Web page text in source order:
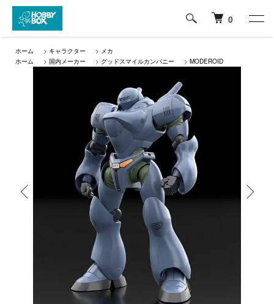
0
ホーム > キャラクター > メカ
ホーム
> 国内メーカー > グッドスマイルカンパニー > MODEROID